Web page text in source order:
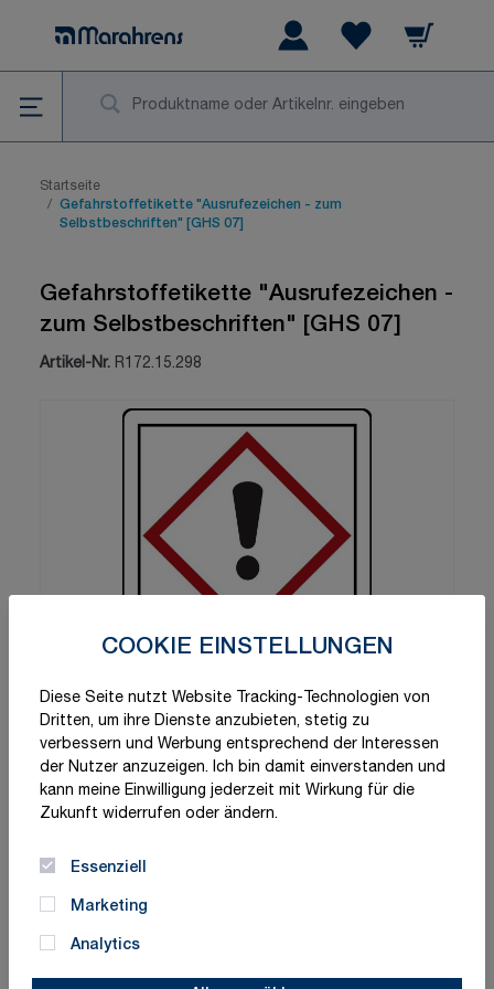
COOKIE EINSTELLUNGEN
Diese Seite nutzt Website Tracking-Technologien von
Dritten, um ihre Dienste anzubieten, stetig zu
verbessern und Werbung entsprechend der Interessen
der Nutzer anzuzeigen. Ich bin damit einverstanden und
kann meine Einwilligung jederzeit mit Wirkung für die
Zukunft widerrufen oder ändern.
Essenziell
Marketing
Analytics
Warenkorb
Startseite
/ Gefahrstoffetikette "Ausrufezeichen - zum
Selbstbeschriften" [GHS 07]
Gefahrstoffetikette "Ausrufezeichen -
zum Selbstbeschriften" [GHS 07]
Artikel-Nr. R172.15.298